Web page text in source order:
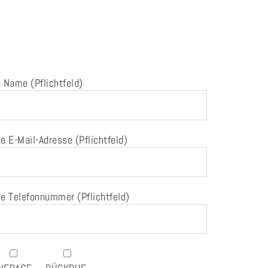
Name (Pflichtfeld)
E-Mail-Adresse (Pflichtfeld)
Telefonnummer (Pflichtfeld)